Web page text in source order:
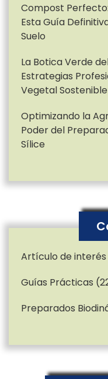
Compost
Esta Guía
Suelo
La Botica Verde
Estrategias
Vegetal Sostenible
Optimizando la
Poder del
Sílice
Artículo de interés
Guías Prácticas
Preparados